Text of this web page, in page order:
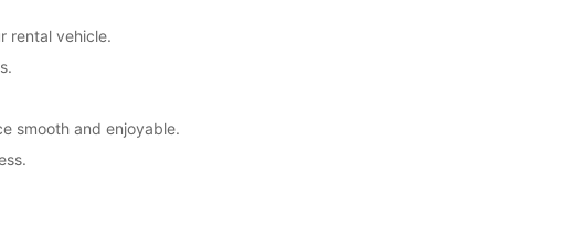
rental vehicle.
smooth and enjoyable.